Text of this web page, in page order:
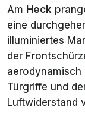
Am Heck
eine
illuminiertes
der
aerodynamisch
Türgriffe und
Luftwiderstand